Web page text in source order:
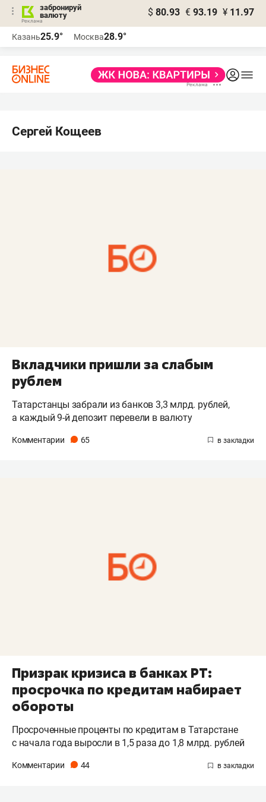
забронируй
валюту
$ 80.93 € 93.19 ¥ 11.97
Казань25.9° Москва28.9°
Сергей Кощеев
Вкладчики пришли за слабым
рублем
Татарстанцы забрали из банков 3,3 млрд. рублей,
а каждый 9-й депозит перевели в валюту
Комментарии 65
Призрак кризиса в банках РТ:
просрочка по кредитам набирает
обороты
Просроченные проценты по кредитам в Татарстане
с начала года выросли в 1,5 раза до 1,8 млрд. рублей
Комментарии 44